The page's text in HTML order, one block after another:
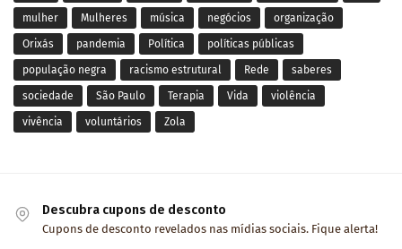
mulher Mulheres música negócios organização
Orixás pandemia Política políticas públicas
população negra racismo estrutural Rede saberes
sociedade São Paulo Terapia Vida violência
vivência voluntários Zola
Descubra cupons de desconto
Cupons de desconto revelados nas mídias sociais. Fique alerta!